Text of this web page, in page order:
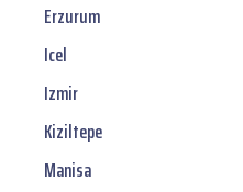
Erzurum
Icel
Izmir
Kiziltepe
Manisa